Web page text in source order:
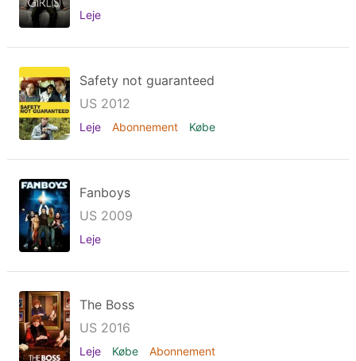
Leje
Safety not guaranteed
US 2012
Leje Abonnement Købe
Fanboys
US 2009
Leje
The Boss
US 2016
Leje Købe Abonnement